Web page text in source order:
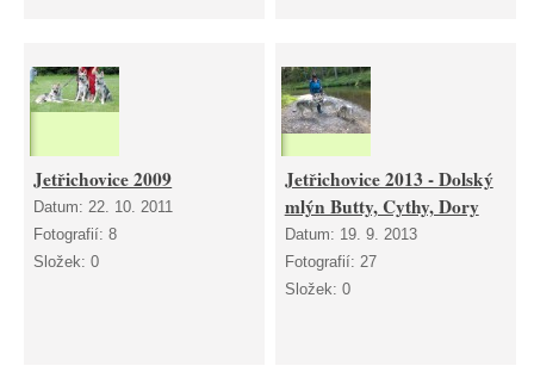
Jetřichovice 2009
Datum:22. 10. 2011
Fotografií:8
Složek:0
Jetřichovice 2013 - Dolský
mlýn Butty, Cythy, Dory
Datum: 19. 9. 2013
Fotografií: 27
Složek: 0